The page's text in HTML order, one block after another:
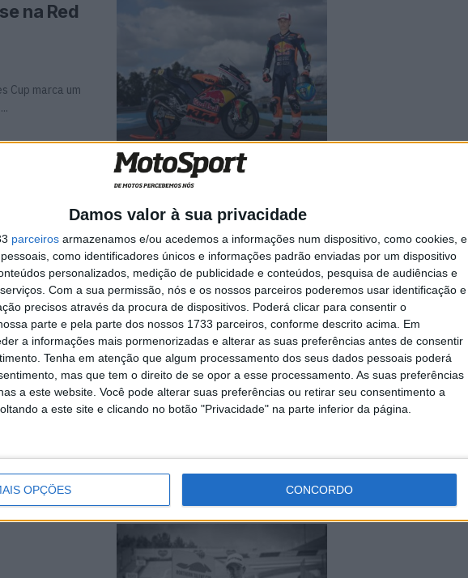
Damos valor à sua privacidade
parceiros armazenamos e/ou acedemos a informações num dispositivo, como cookies, e
como identificadores únicos e informações padrão enviadas por um dispositivo
personalizados, medição de publicidade e conteúdos, pesquisa de audiências e
Com a sua permissão, nós e os nossos parceiros poderemos usar identificação e
precisos através da procura de dispositivos. Poderá clicar para consentir o
parte e pela parte dos nossos 1733 parceiros, conforme descrito acima. Em
a informações mais pormenorizadas e alterar as suas preferências antes de consentir
Tenha em atenção que algum processamento dos seus dados pessoais poderá
mas que tem o direito de se opor a esse processamento. As suas preferências
a este website. Você pode alterar suas preferências ou retirar seu consentimento a
a este site e clicando no botão "Privacidade" na parte inferior da página.
OPÇÕES CONCORDO
na Red
Cup marca um
dois pilotos
...
direção
vai ser